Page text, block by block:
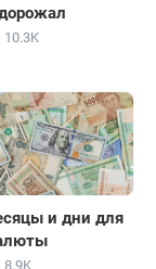
Рассчитать
1 NZD
Рассчитать
10.3K
и дни для
8.9K